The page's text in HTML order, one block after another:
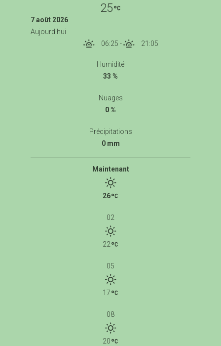
25
7 août 2026
Aujourd'hui
06:25 - 21:05
Humidité
33 %
Nuages
0 %
Précipitations
0 mm
Maintenant
26
02
22
05
17
08
20